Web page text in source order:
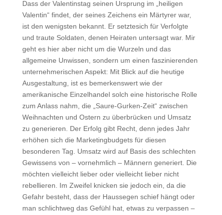
Dass der Valentinstag seinen Ursprung im „heiligen
Valentin“ findet, der seines Zeichens ein Märtyrer war,
ist den wenigsten bekannt. Er setztesich für Verfolgte
und traute Soldaten, denen Heiraten untersagt war. Mir
geht es hier aber nicht um die Wurzeln und das
allgemeine Unwissen, sondern um einen faszinierenden
unternehmerischen Aspekt: Mit Blick auf die heutige
Ausgestaltung, ist es bemerkenswert wie der
amerikanische Einzelhandel solch eine historische Rolle
zum Anlass nahm, die „Saure-Gurken-Zeit“ zwischen
Weihnachten und Ostern zu überbrücken und Umsatz
zu generieren. Der Erfolg gibt Recht, denn jedes Jahr
erhöhen sich die Marketingbudgets für diesen
besonderen Tag. Umsatz wird auf Basis des schlechten
Gewissens von – vornehmlich – Männern generiert. Die
möchten vielleicht lieber oder vielleicht lieber nicht
rebellieren. Im Zweifel knicken sie jedoch ein, da die
Gefahr besteht, dass der Haussegen schief hängt oder
man schlichtweg das Gefühl hat, etwas zu verpassen –